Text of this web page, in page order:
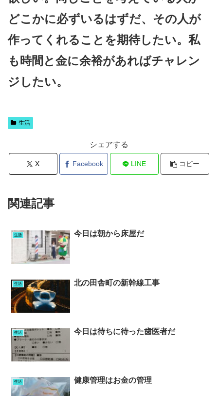
どこかに必ずいるはずだ、その人が
作ってくれることを期待したい。私
も時間と金に余裕があればチャレン
ジしたい。
生活
シェアする
X Facebook LINE コピー
関連記事
生活 今日は朝から床屋だ
生活 北の田舎町の新幹線工事
生活 今日は待ちに待った歯医者だ
生活 健康管理はお金の管理